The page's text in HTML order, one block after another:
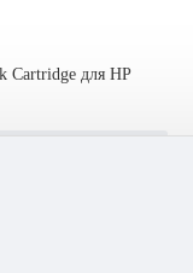
Cartridge для HP
Cartridge для HP